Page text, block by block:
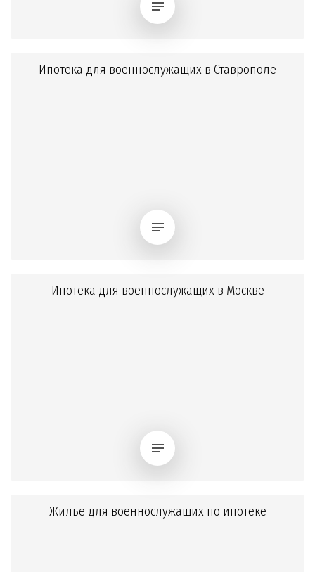
Ипотека для военнослужащих в Ставрополе
Ипотека для военнослужащих в Москве
Жилье для военнослужащих по ипотеке